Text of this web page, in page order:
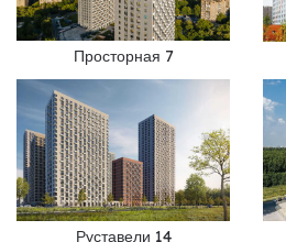
Просторная 7
Руставели 14